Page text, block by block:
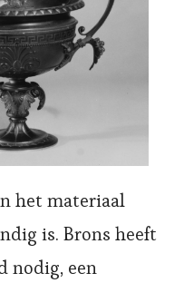
het materiaal
is. Brons heeft
nodig, een